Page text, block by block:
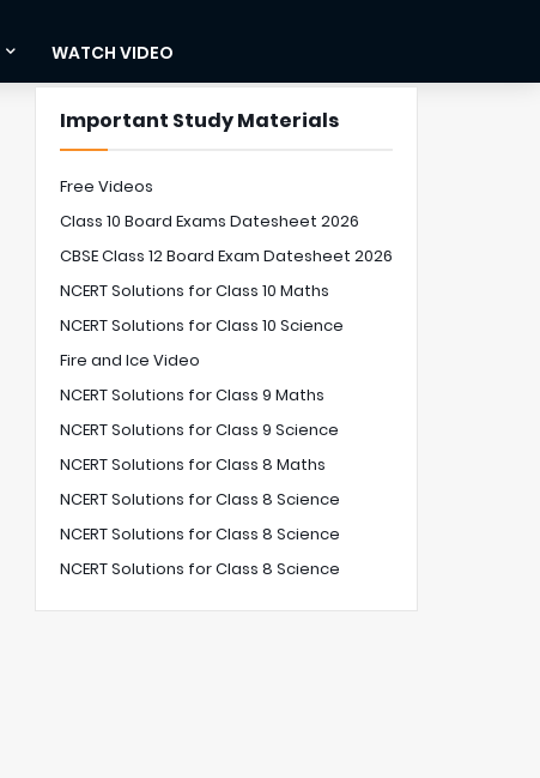
WATCH VIDEO
Important Study Materials
Free Videos
Class 10 Board Exams Datesheet 2026
CBSE Class 12 Board Exam Datesheet 2026
NCERT Solutions for Class 10 Maths
NCERT Solutions for Class 10 Science
Fire and Ice Video
NCERT Solutions for Class 9 Maths
NCERT Solutions for Class 9 Science
NCERT Solutions for Class 8 Maths
NCERT Solutions for Class 8 Science
NCERT Solutions for Class 8 Science
NCERT Solutions for Class 8 Science